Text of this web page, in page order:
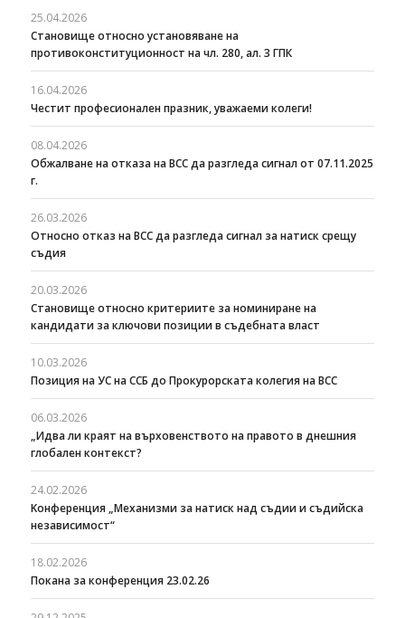
25.04.2026
Становище относно установяване на
противоконституционност на чл. 280, ал. 3 ГПК
16.04.2026
Честит професионален празник, уважаеми колеги!
08.04.2026
Oбжалване на отказа на ВСС да разгледа сигнал от 07.11.2025
г.
26.03.2026
Относно отказ на ВСС да разгледа сигнал за натиск срещу
съдия
20.03.2026
Становище относно критериите за номиниране на
кандидати за ключови позиции в съдебната власт
10.03.2026
Позиция на УС на ССБ до Прокурорската колегия на ВСС
06.03.2026
„Идва ли краят на върховенството на правото в днешния
глобален контекст?
24.02.2026
Kонференция „Механизми за натиск над съдии и съдийска
независимост“
18.02.2026
Покана за конференция 23.02.26